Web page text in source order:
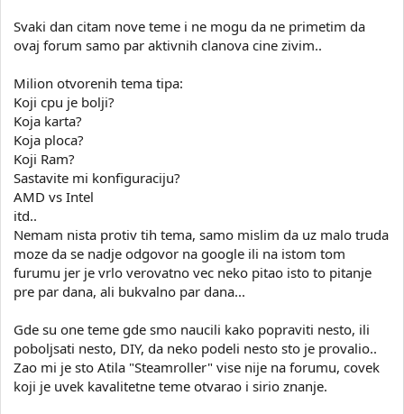
Svaki dan citam nove teme i ne mogu da ne primetim da
ovaj forum samo par aktivnih clanova cine zivim..
Milion otvorenih tema tipa:
Koji cpu je bolji?
Koja karta?
Koja ploca?
Koji Ram?
Sastavite mi konfiguraciju?
AMD vs Intel
itd..
Nemam nista protiv tih tema, samo mislim da uz malo truda
moze da se nadje odgovor na google ili na istom tom
furumu jer je vrlo verovatno vec neko pitao isto to pitanje
pre par dana, ali bukvalno par dana...
Gde su one teme gde smo naucili kako popraviti nesto, ili
poboljsati nesto, DIY, da neko podeli nesto sto je provalio..
Zao mi je sto Atila "Steamroller" vise nije na forumu, covek
koji je uvek kavalitetne teme otvarao i sirio znanje.